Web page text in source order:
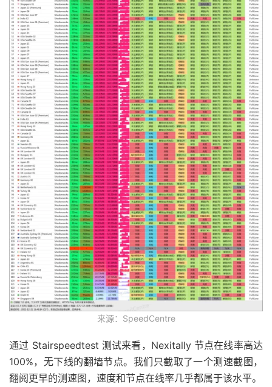
来源：SpeedCentre
通过 Stairspeedtest 测试来看，Nexitally 节点在线率高达
100%，无下线的翻墙节点。我们只截取了一个测速截图，
翻阅更早的测速图，速度和节点在线率几乎都属于该水平。